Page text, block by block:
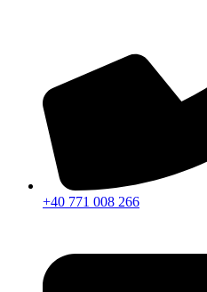
+40 771 008 266